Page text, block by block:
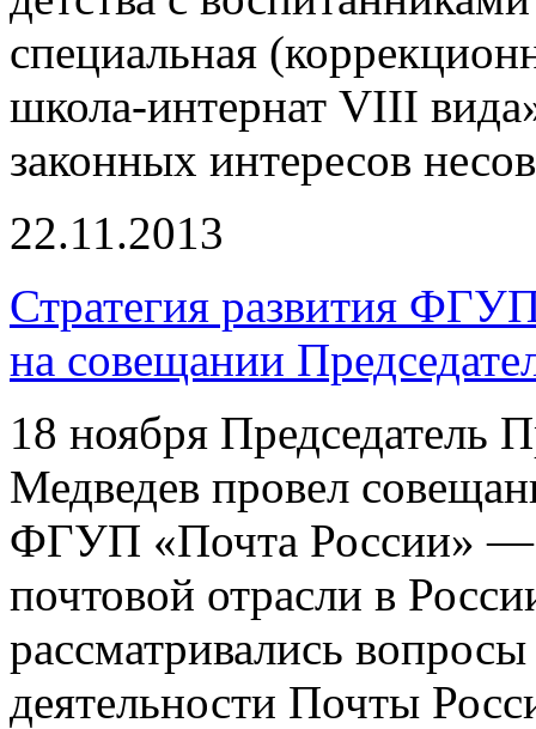
специальная
школа-интернат VIII
законных интересов
22.11.2013
Стратегия развития
на совещании
18 ноября Председатель
Медведев провел
ФГУП «Почта России» —
почтовой отрасли в
рассматривались
деятельности Почты